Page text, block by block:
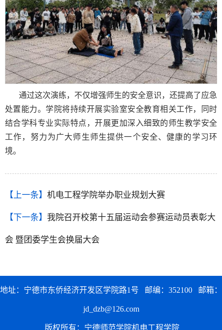
通过这次演练，不仅增强师生的安全意识，还提高了应急
处置能力。学院将持续开展实验室安全教育相关工作，同时
结合学科专业实际特点，开展更加深入细致的师生教学安全
工作，努力为广大师生师生提供一个安全、健康的学习环
境。
【上一条】 机电工程学院举办职业规划大赛
【下一条】 我院召开校第十五届运动会参赛运动员表彰大
会 暨团委学生会换届大会
地址：宁德市东侨经济开发区学院路1号 邮编：352100 邮箱：
jd_dzb@126.com
版权所有：宁德师范学院机电工程学院